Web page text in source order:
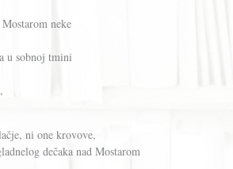
neke
u sobnoj tmini
ni one krovove,
dečaka nad Mostarom